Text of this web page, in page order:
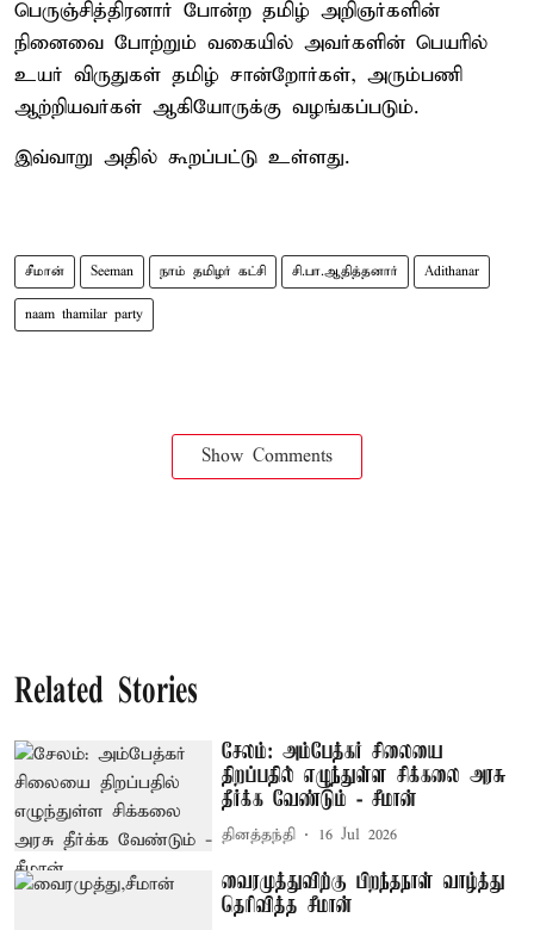
பெருஞ்சித்திரனார் போன்ற தமிழ் அறிஞர்களின்
நினைவை போற்றும் வகையில் அவர்களின் பெயரில்
உயர் விருதுகள் தமிழ் சான்றோர்கள், அரும்பணி
ஆற்றியவர்கள் ஆகியோருக்கு வழங்கப்படும்.
இவ்வாறு அதில் கூறப்பட்டு உள்ளது.
சீமான் Seeman நாம் தமிழர் கட்சி சி.பா.ஆதித்தனார் Adithanar
naam thamilar party
Show Comments
Related Stories
சேலம்: அம்பேத்கர் சிலையை
திறப்பதில் எழுந்துள்ள சிக்கலை அரசு
தீர்க்க வேண்டும் - சீமான்
தினத்தந்தி 16 Jul 2026
வைரமுத்துவிற்கு பிறந்தநாள் வாழ்த்து
தெரிவித்த சீமான்